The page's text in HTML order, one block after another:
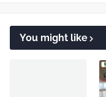
You might like